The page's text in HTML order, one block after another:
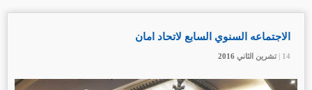
14 | تشرين الثاني
الاجتماعه السنوي السابع لاتحاد امان
14 | تشرين الثاني 14 | تشرين الثاني